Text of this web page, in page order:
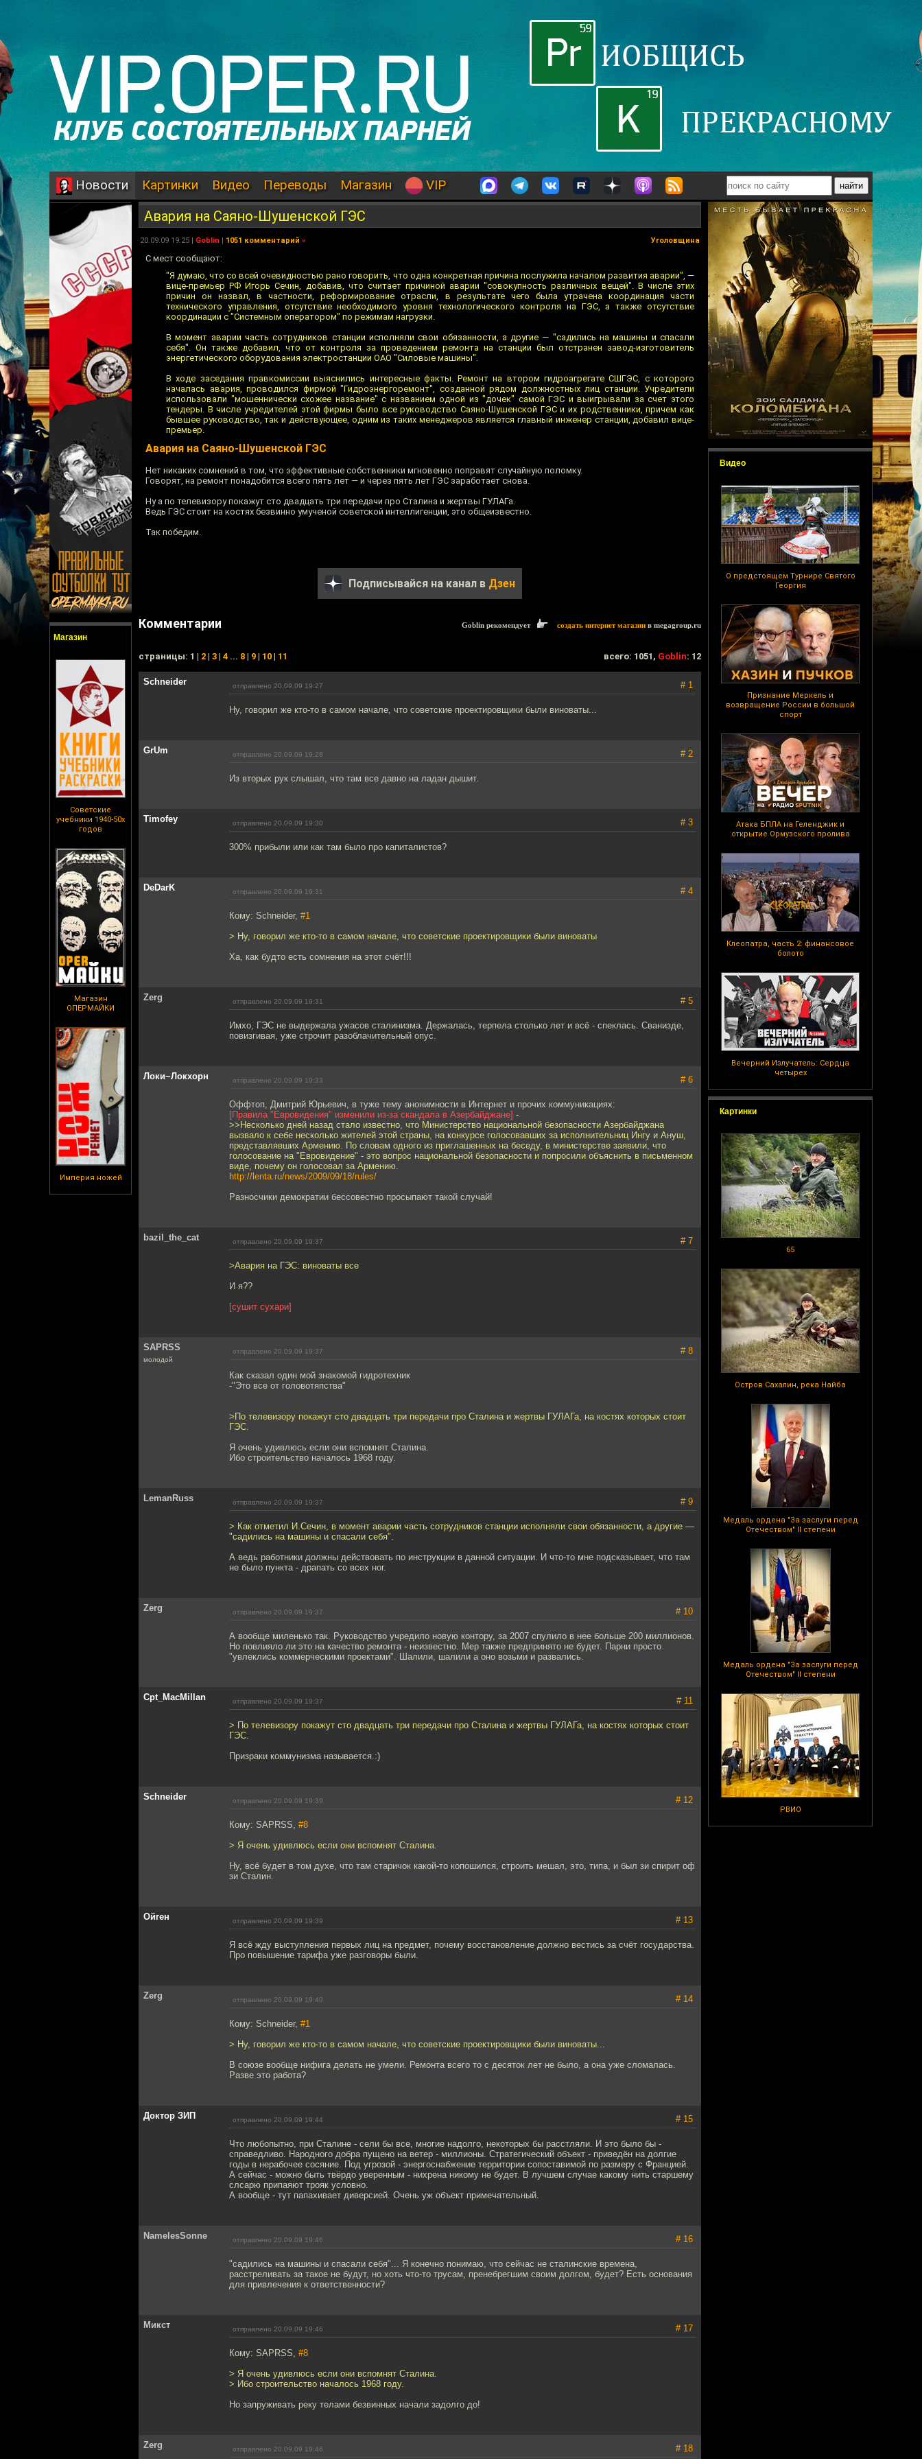
Новости Картинки Видео Переводы Магазин VIP
Магазин
Советские
учебники 1940-50х
годов
Магазин
ОПЕРМАЙКИ
Империя ножей
Видео
О предстоящем Турнире Святого
Георгия
Признание Меркель и
возвращение России в большой
спорт
Атака БПЛА на Геленджик и
открытие Ормузского пролива
Клеопатра, часть 2: финансовое
болото
Вечерний Излучатель: Сердца
четырех
Картинки
65
Остров Сахалин, река Найба
Медаль ордена "За заслуги перед
Отечеством" II степени
Медаль ордена "За заслуги перед
Отечеством" II степени
РВИО
Авария на Саяно-Шушенской ГЭС
20.09.09 19:25 | Goblin | 1051 комментарий » Уголовщина
С мест сообщают:
"Я думаю, что со всей очевидностью рано говорить, что одна конкретная причина послужила началом развития аварии", —
вице-премьер РФ Игорь Сечин, добавив, что считает причиной аварии "совокупность различных вещей". В числе этих
причин он назвал, в частности, реформирование отрасли, в результате чего была утрачена координация части
технического управления, отсутствие необходимого уровня технологического контроля на ГЭС, а также отсутствие
координации с "Системным оператором" по режимам нагрузки.
В момент аварии часть сотрудников станции исполняли свои обязанности, а другие — "садились на машины и спасали
себя". Он также добавил, что от контроля за проведением ремонта на станции был отстранен завод-изготовитель
энергетического оборудования электростанции ОАО "Силовые машины".
В ходе заседания правкомиссии выяснились интересные факты. Ремонт на втором гидроагрегате СШГЭС, с которого
началась авария, проводился фирмой "Гидроэнергоремонт", созданной рядом должностных лиц станции. Учредители
использовали "мошеннически схожее название" с названием одной из "дочек" самой ГЭС и выигрывали за счет этого
тендеры. В числе учредителей этой фирмы было все руководство Саяно-Шушенской ГЭС и их родственники, причем как
бывшее руководство, так и действующее, одним из таких менеджеров является главный инженер станции, добавил вице-
премьер.
Авария на Саяно-Шушенской ГЭС
Нет никаких сомнений в том, что эффективные собственники мгновенно поправят случайную поломку.
Говорят, на ремонт понадобится всего пять лет — и через пять лет ГЭС заработает снова.
Ну а по телевизору покажут сто двадцать три передачи про Сталина и жертвы ГУЛАГа.
Ведь ГЭС стоит на костях безвинно умученой советской интеллигенции, это общеизвестно.
Так победим.
Подписывайся на канал в Дзен
Комментарии Goblin рекомендует создать интернет магазин в megagroup.ru
cтраницы: 1 | 2 | 3 | 4 ... 8 | 9 | 10 | 11 всего: 1051, Goblin: 12
Schneider отправлено 20.09.09 19:27 # 1
Ну, говорил же кто-то в самом начале, что советские проектировщики были виноваты...
GrUm отправлено 20.09.09 19:28 # 2
Из вторых рук слышал, что там все давно на ладан дышит.
Timofey отправлено 20.09.09 19:30 # 3
300% прибыли или как там было про капиталистов?
DeDarK отправлено 20.09.09 19:31 # 4
Кому: Schneider, #1
> Ну, говорил же кто-то в самом начале, что советские проектировщики были виноваты
Ха, как будто есть сомнения на этот счёт!!!
Zerg отправлено 20.09.09 19:31 # 5
Имхо, ГЭС не выдержала ужасов сталинизма. Держалась, терпела столько лет и всё - спеклась. Сванизде,
повизгивая, уже строчит разоблачительный опус.
Локи~Локхорн отправлено 20.09.09 19:33 # 6
Оффтоп, Дмитрий Юрьевич, в туже тему анонимности в Интернет и прочих коммуникациях:
[Правила "Евровидения" изменили из-за скандала в Азербайджане] -
>>Несколько дней назад стало известно, что Министерство национальной безопасности Азербайджана
вызвало к себе несколько жителей этой страны, на конкурсе голосовавших за исполнительниц Ингу и Ануш,
представлявших Армению. По словам одного из приглашенных на беседу, в министерстве заявили, что
голосование на "Евровидение" - это вопрос национальной безопасности и попросили объяснить в письменном
виде, почему он голосовал за Армению.
http://lenta.ru/news/2009/09/18/rules/
Разносчики демократии бессовестно просыпают такой случай!
bazil_the_cat отправлено 20.09.09 19:37 # 7
>Авария на ГЭС: виноваты все
И я??
[сушит сухари]
SAPRSS
молодой
отправлено 20.09.09 19:37 # 8
Как сказал один мой знакомой гидротехник
-"Это все от головотяпства"
>По телевизору покажут сто двадцать три передачи про Сталина и жертвы ГУЛАГа, на костях которых стоит
ГЭС.
Я очень удивлюсь если они вспомнят Сталина.
Ибо строительство началось 1968 году.
LemanRuss отправлено 20.09.09 19:37 # 9
> Как отметил И.Сечин, в момент аварии часть сотрудников станции исполняли свои обязанности, а другие —
"садились на машины и спасали себя".
А ведь работники должны действовать по инструкции в данной ситуации. И что-то мне подсказывает, что там
не было пункта - драпать со всех ног.
Zerg отправлено 20.09.09 19:37 # 10
А вообще миленько так. Руководство учредило новую контору, за 2007 спулило в нее больше 200 миллионов.
Но повлияло ли это на качество ремонта - неизвестно. Мер также предпринято не будет. Парни просто
"увлеклись коммерческими проектами". Шалили, шалили а оно возьми и развались.
Cpt_MacMillan отправлено 20.09.09 19:37 # 11
> По телевизору покажут сто двадцать три передачи про Сталина и жертвы ГУЛАГа, на костях которых стоит
ГЭС.
Призраки коммунизма называется.:)
Schneider отправлено 20.09.09 19:39 # 12
Кому: SAPRSS, #8
> Я очень удивлюсь если они вспомнят Сталина.
Ну, всё будет в том духе, что там старичок какой-то копошился, строить мешал, это, типа, и был зи спирит оф
зи Сталин.
Ойген отправлено 20.09.09 19:39 # 13
Я всё жду выступления первых лиц на предмет, почему восстановление должно вестись за счёт государства.
Про повышение тарифа уже разговоры были.
Zerg отправлено 20.09.09 19:40 # 14
Кому: Schneider, #1
> Ну, говорил же кто-то в самом начале, что советские проектировщики были виноваты...
В союзе вообще нифига делать не умели. Ремонта всего то с десяток лет не было, а она уже сломалась.
Разве это работа?
Доктор ЗИП отправлено 20.09.09 19:44 # 15
Что любопытно, при Сталине - сели бы все, многие надолго, некоторых бы расстляли. И это было бы -
справедливо. Народного добра пущено на ветер - миллионы. Стратегический объект - приведён на долгие
годы в нерабочее сосяние. Под угрозой - энергоснабжение территории сопоставимой по размеру с Францией.
А сейчас - можно быть твёрдо уверенным - нихрена никому не будет. В лучшем случае какому нить старшему
слсарю припаяют трояк условно.
А вообще - тут папахивает диверсией. Очень уж объект примечательный.
NamelesSonne отправлено 20.09.09 19:46 # 16
"садились на машины и спасали себя"... Я конечно понимаю, что сейчас не сталинские времена,
расстреливать за такое не будут, но хоть что-то трусам, пренебрегшим своим долгом, будет? Есть основания
для привлечения к ответственности?
Микст отправлено 20.09.09 19:46 # 17
Кому: SAPRSS, #8
> Я очень удивлюсь если они вспомнят Сталина.
> Ибо строительство началось 1968 году.
Но запруживать реку телами безвинных начали задолго до!
Zerg отправлено 20.09.09 19:46 # 18